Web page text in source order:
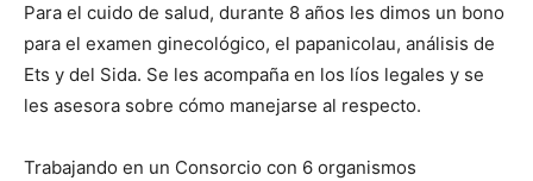
Para el cuido de salud, durante 8 años les dimos un bono
para el examen ginecológico, el papanicolau, análisis de
Ets y del Sida. Se les acompaña en los líos legales y se
les asesora sobre cómo manejarse al respecto.
Trabajando en un Consorcio con 6 organismos